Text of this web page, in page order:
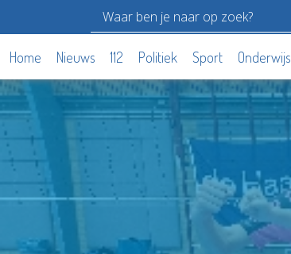
Home Nieuws 112 Politiek Sport Onderwijs